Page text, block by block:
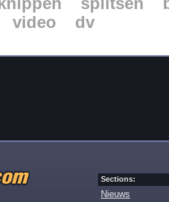
video dv
Sections:
Nieuws